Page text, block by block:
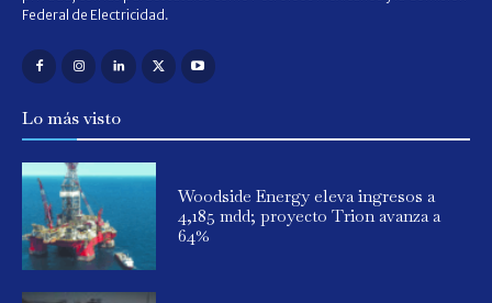
Federal de Electricidad.
Lo más visto
Woodside Energy eleva ingresos a
4,185 mdd; proyecto Trion avanza a
64%